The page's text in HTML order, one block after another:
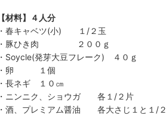
【材料】４人分
・春キャベツ(小) １/２玉
・豚ひき肉 ２００ｇ
・Soycle(発芽大豆フレーク) ４０ｇ
・卵 １個
・長ネギ １０㎝
・ニンニク、ショウガ 各１/２片
・酒、プレミアム醤油 各大さじ１と１/２